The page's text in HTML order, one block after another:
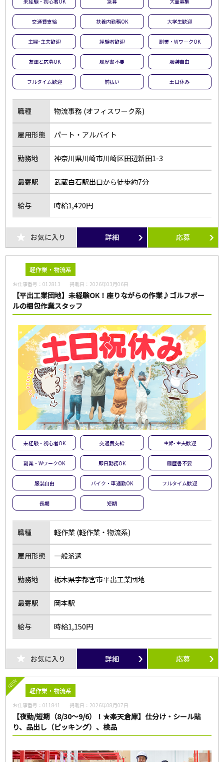
交通費支給 扶養内勤務OK 大学生歓迎
主婦･主夫歓迎 経験者歓迎 副業・WワークOK
友達と応募OK 履歴書不要 服装自由
フルタイム歓迎 前払い 土日休み
職種 物流事務 (オフィスワーク系)
雇用形態 パート・アルバイト
勤務地 神奈川県川崎市川崎区田辺新田1-3
最寄駅 武蔵白石駅出口から徒歩約7分
給与 時給1,420円
お気に入り 詳細 応募
軽作業・物流系
お仕事番号：012813 掲載日： 2026年03月06日
【平出工業団地】未経験OK！座りながらの作業♪ゴルフボー
ルの梱包作業スタッフ
未経験・初心者OK 交通費支給 主婦･主夫歓迎
副業・WワークOK 即日勤務OK 履歴書不要
服装自由 バイク・車通勤OK フルタイム歓迎
長期 短期
職種 軽作業 (軽作業・物流系)
雇用形態 一般派遣
勤務地 栃木県宇都宮市平出工業団地
最寄駅 岡本駅
給与 時給1,150円
お気に入り 詳細 応募
NEW
軽作業・物流系
お仕事番号：011841 掲載日： 2026年08月07日
【夜勤/短期（8/30～9/6）！★楽天倉庫】仕分け・シール貼
り、品出し（ピッキング）、検品